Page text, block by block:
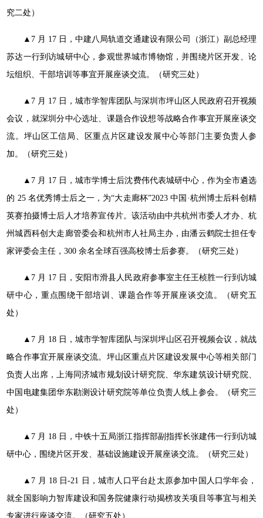
究二处）
▲7 月 17 日，中建八局轨道交通建设有限公司（浙江）副总经理
苏达一行到访城研中心，参观世界城市博物馆，并围绕片区开发、论
坛组织、干部培训等事宜开展座谈交流。（研究三处）
▲7 月 17 日，城市学智库团队与深圳市坪山区人民政府召开视频
会议，就深圳分中心选址、课题合作设想等战略合作事宜开展座谈交
流。坪山区工信局、区重点片区建设发展中心等部门 主要负责人参
加。（研究三处）
▲7 月 17 日，城市学博士后沈费伟代表城研中心，作为全市遴选
的 25 名优秀博士后之一，为“大走廊杯”2023 中国·杭州博士后科创精
英赛拍摄博士后人才培养宣传片。该活动由中共杭州市委人才办、杭
州城西科创大走廊管委会和杭州市人社局主办，由潘云鹤院士担任专
家评委会主任，300 余名全球百强高校博士后参赛。（研究三处）
▲7 月 17 日，安阳市滑县人民政府参事室主任王桢胜一行到访城
研中心，重点围绕干部培训、课题合作等开展座谈交流。
（研究五
处）
▲7 月 18 日，城市学智库团队与深圳坪山区召开视频会议， 就战
略合作事宜开展座谈交流。坪山区重点片区建设发展中心等相关部门
负责人出席，上海同济城市规划设计研究院、华东建筑设计研究院、
中国电建集团华东勘测设计研究院等单位负责人线上参会。（研究三
处）
▲7 月 18 日，中铁十五局浙江指挥部副指挥长张建伟一行到访城
研中心，围绕片区开发、基础设施建设开展座谈交流。（研究三处）
▲7 月 18 日-21 日，城市人口平台赴太原参加中国人口学年会，
就全国影响力智库建设和国务院健康行动揭榜攻关项目等事宜与相关
专家进行座谈交流。（研究五处）